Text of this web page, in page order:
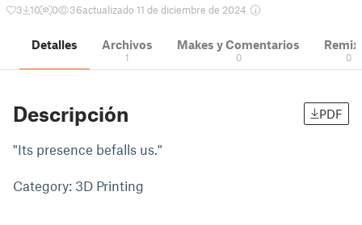
3 10 0 36actualizado 11 de diciembre de 2024
Detalles Archivos
1
Makes y Comentarios
0 0
Descripción PDF
"Its presence befalls us."
Category: 3D Printing